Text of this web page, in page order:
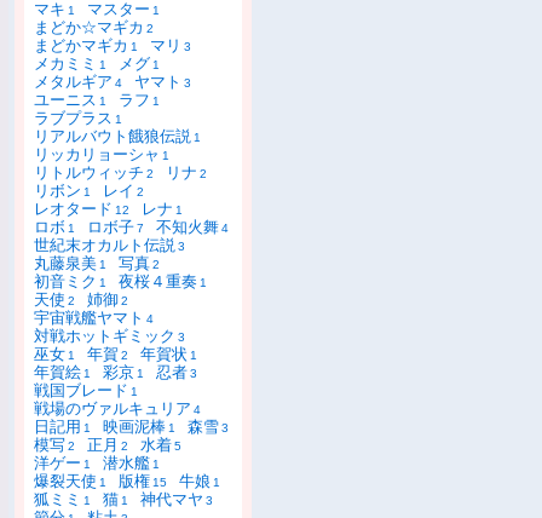
マキ 1 マスター 1
まどか☆マギカ 2
まどかマギカ 1 マリ 3
メカミミ 1 メグ 1
メタルギア 4 ヤマト 3
ユーニス 1 ラフ 1
ラブプラス 1
リアルバウト餓狼伝説 1
リッカリョーシャ 1
リトルウィッチ 2 リナ 2
リボン 1 レイ 2
レオタード 12 レナ 1
ロボ 1 ロボ子7 不知火舞4
世紀末オカルト伝説3
丸藤泉美 1 写真2
初音ミク 1 夜桜４重奏 1
天使 2 姉御2
宇宙戦艦ヤマト 4
対戦ホットギミック 3
巫女 1 年賀2 年賀状 1
年賀絵 1 彩京 1 忍者3
戦国ブレード 1
戦場のヴァルキュリア 4
日記用 1 映画泥棒 1 森雪3
模写2 正月 2 水着5
洋ゲー 1 潜水艦 1
爆裂天使 1 版権 15 牛娘 1
狐ミミ 1 猫 1 神代マヤ 3